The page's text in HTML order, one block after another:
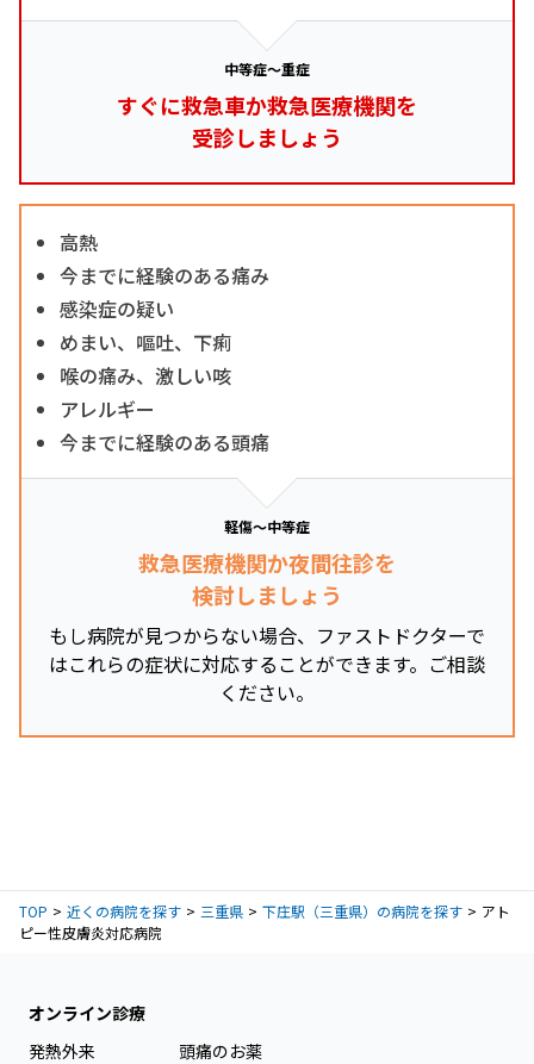
中等症～重症
すぐに救急車か救急医療機関を
受診しましょう
高熱
今までに経験のある痛み
感染症の疑い
めまい、嘔吐、下痢
喉の痛み、激しい咳
アレルギー
今までに経験のある頭痛
軽傷～中等症
救急医療機関か夜間往診を
検討しましょう
もし病院が見つからない場合、ファストドクターで
はこれらの症状に対応することができます。ご相談
ください。
TOP 近くの病院を探す 三重県 下庄駅（三重県）の病院を探す
アト
ピー性皮膚炎対応病院
オンライン診療
発熱外来
頭痛のお薬